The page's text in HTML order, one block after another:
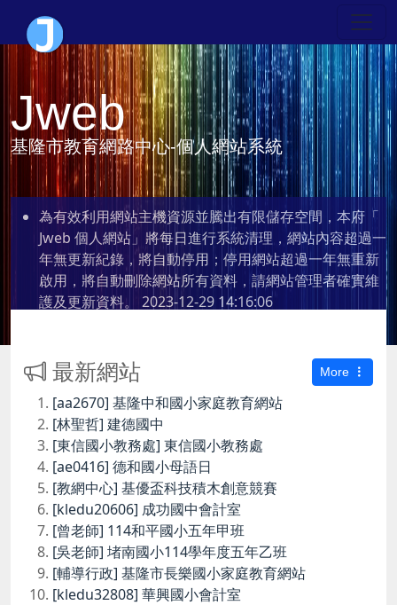
Jweb
基隆市教育網路中心-個人網站系統
為有效利用網站主機資源並騰出有限儲存空間，本府「
Jweb 個人網站」將每日進行系統清理，網站內容超過一
年無更新紀錄，將自動停用；停用網站超過一年無重新
啟用，將自動刪除網站所有資料，請網站管理者確實維
護及更新資料。 2023-12-29 14:16:06
最新網站 More
[aa2670] 基隆中和國小家庭教育網站
[林聖哲] 建德國中
[東信國小教務處] 東信國小教務處
[ae0416] 德和國小母語日
[教網中心] 基優盃科技積木創意競賽
[kledu20606] 成功國中會計室
[曾老師] 114和平國小五年甲班
[吳老師] 堵南國小114學年度五年乙班
[輔導行政] 基隆市長樂國小家庭教育網站
[kledu32808] 華興國小會計室